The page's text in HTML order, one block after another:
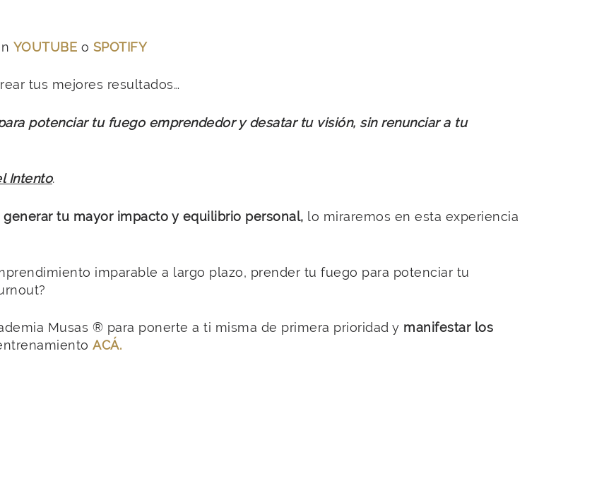
YOUTUBE o SPOTIFY
tus mejores resultados…
potenciar tu fuego emprendedor y desatar tu visión, sin renunciar a tu
Intento.
generar tu mayor impacto y equilibrio personal, lo miraremos en esta experiencia
imparable a largo plazo, prender tu fuego para potenciar tu
Musas ® para ponerte a ti misma de primera prioridad y manifestar los
ACÁ.